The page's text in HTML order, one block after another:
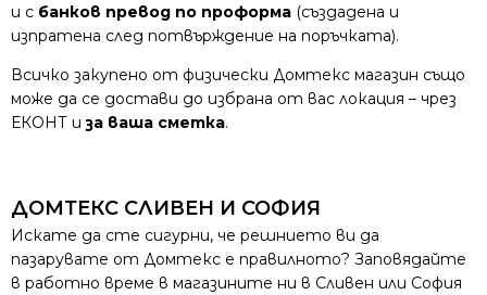
и с банков превод по проформа (създадена и
изпратена след потвърждение на поръчката).
Всичко закупено от физически Домтекс магазин също
може да се достави до избрана от вас локация – чрез
ЕКОНТ иза ваша сметка.
ДОМТЕКС СЛИВЕН И СОФИЯ
Искате да сте сигурни, че решнието ви да
пазарувате от Домтекс е правилното? Заповядайте
в работно време в магазините ни в Сливен или София